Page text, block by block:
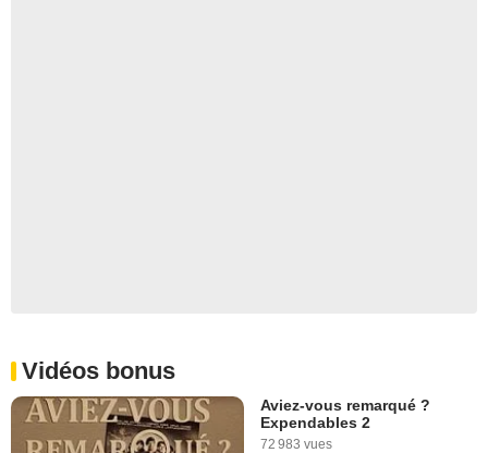
Vidéos bonus
Aviez-vous remarqué ?
Expendables 2
72 983 vues